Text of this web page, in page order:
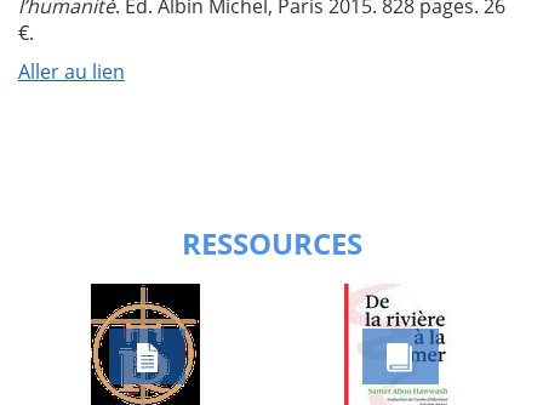
l’humanité. Ed. Albin Michel, Paris 2015. 828 pages. 26
€.
Aller au lien
RESSOURCES